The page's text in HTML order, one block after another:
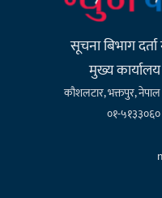
सूचना बिभाग
मुख्य कार्यालय
कौशलटार, भक्तपुर, नेपाल
०१-५१३३०६०